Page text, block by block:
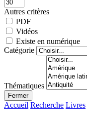
Autres critères
PDF
Vidéos
Existe en numérique
Catégorie
Thématiques
Fermer
Accueil Recherche Livres